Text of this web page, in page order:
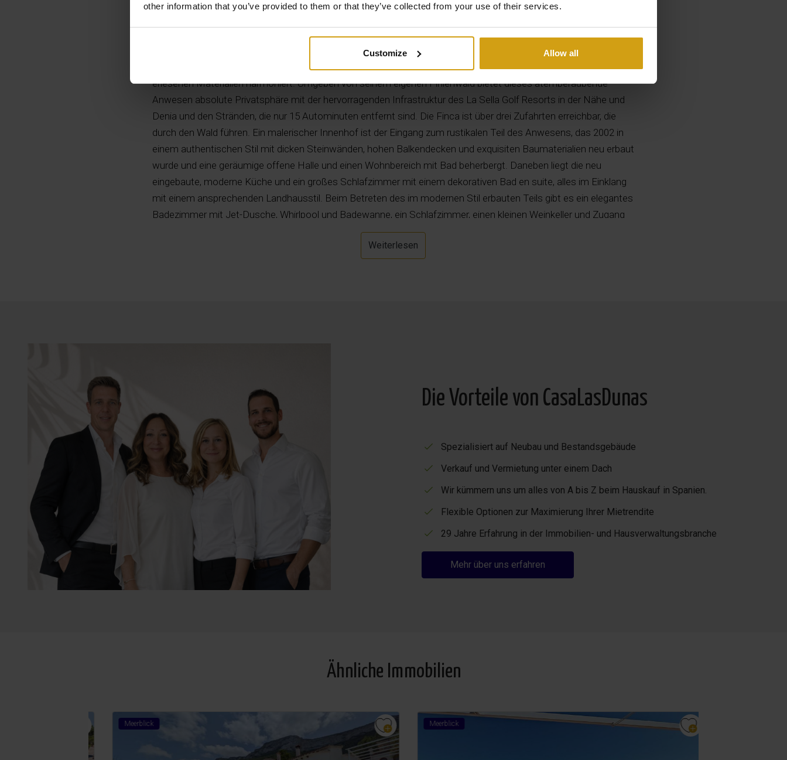
other information that you’ve provided to them or that they’ve collected from your use of their services.
Customize Allow all
Auffallend schönes Landhaus im einzigartigen Stil, in dem authentisches Landhausdekor mit modernen und
erlesenen Materialien harmoniert. Umgeben von seinem eigenen Pinienwald bietet dieses atemberaubende
Anwesen absolute Privatsphäre mit der hervorragenden Infrastruktur des La Sella Golf Resorts in der Nähe und
Denia und den Stränden, die nur 15 Autominuten entfernt sind. Die Finca ist über drei Zufahrten erreichbar, die
durch den Wald führen. Ein malerischer Innenhof ist der Eingang zum rustikalen Teil des Anwesens, das 2002 in
einem authentischen Stil mit dicken Steinwänden, hohen Balkendecken und exquisiten Baumaterialien neu erbaut
wurde und eine geräumige offene Halle und einen Wohnbereich mit Bad beherbergt. Daneben liegt die neu
eingebaute, moderne Küche und ein großes Schlafzimmer mit einem dekorativen Bad en suite, alles im Einklang
mit einem ansprechenden Landhausstil. Beim Betreten des im modernen Stil erbauten Teils gibt es ein elegantes
Badezimmer mit Jet-Dusche, Whirlpool und Badewanne, ein Schlafzimmer, einen kleinen Weinkeller und Zugang
zur Garage und Waschküche. Die Wohnung im Obergeschoss umfasst einen großen und hellen Wohn- und
Essbereich mit Zugang zum 4 x 10 m großen Pool und der Terrasse mit herrlichem Blick bis zum Meer. Zur
Weiterlesen
Die Vorteile von CasaLasDunas
Spezialisiert auf Neubau und Bestandsgebäude
Verkauf und Vermietung unter einem Dach
Wir kümmern uns um alles von A bis Z beim Hauskauf in Spanien.
Flexible Optionen zur Maximierung Ihrer Mietrendite
29 Jahre Erfahrung in der Immobilien- und Hausverwaltungsbranche
Mehr über uns erfahren
Ähnliche Immobilien
Meerblick Meerblick